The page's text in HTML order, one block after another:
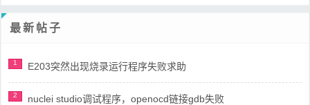
最新帖子
1 E203突然出现烧录运行程序失败求助
2 nuclei studio调试程序，openocd链接gdb失败